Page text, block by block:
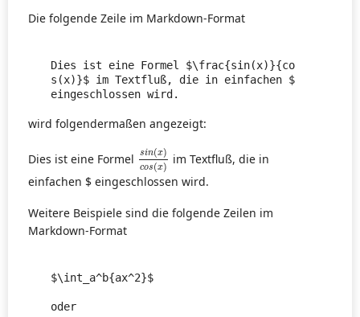
Die folgende Zeile im Markdown-Format
Dies ist eine Formel $\frac{sin(x)}{co
s(x)}$ im Textfluß, die in einfachen $
eingeschlossen wird.
wird folgendermaßen angezeigt:
Dies ist eine Formel sin(x)
cos(x)
sin(x
im Textfluß, die in
einfachen $ eingeschlossen wird.
Weitere Beispiele sind die folgende Zeilen im
Markdown-Format
$\int_a^b{ax^2}$
oder